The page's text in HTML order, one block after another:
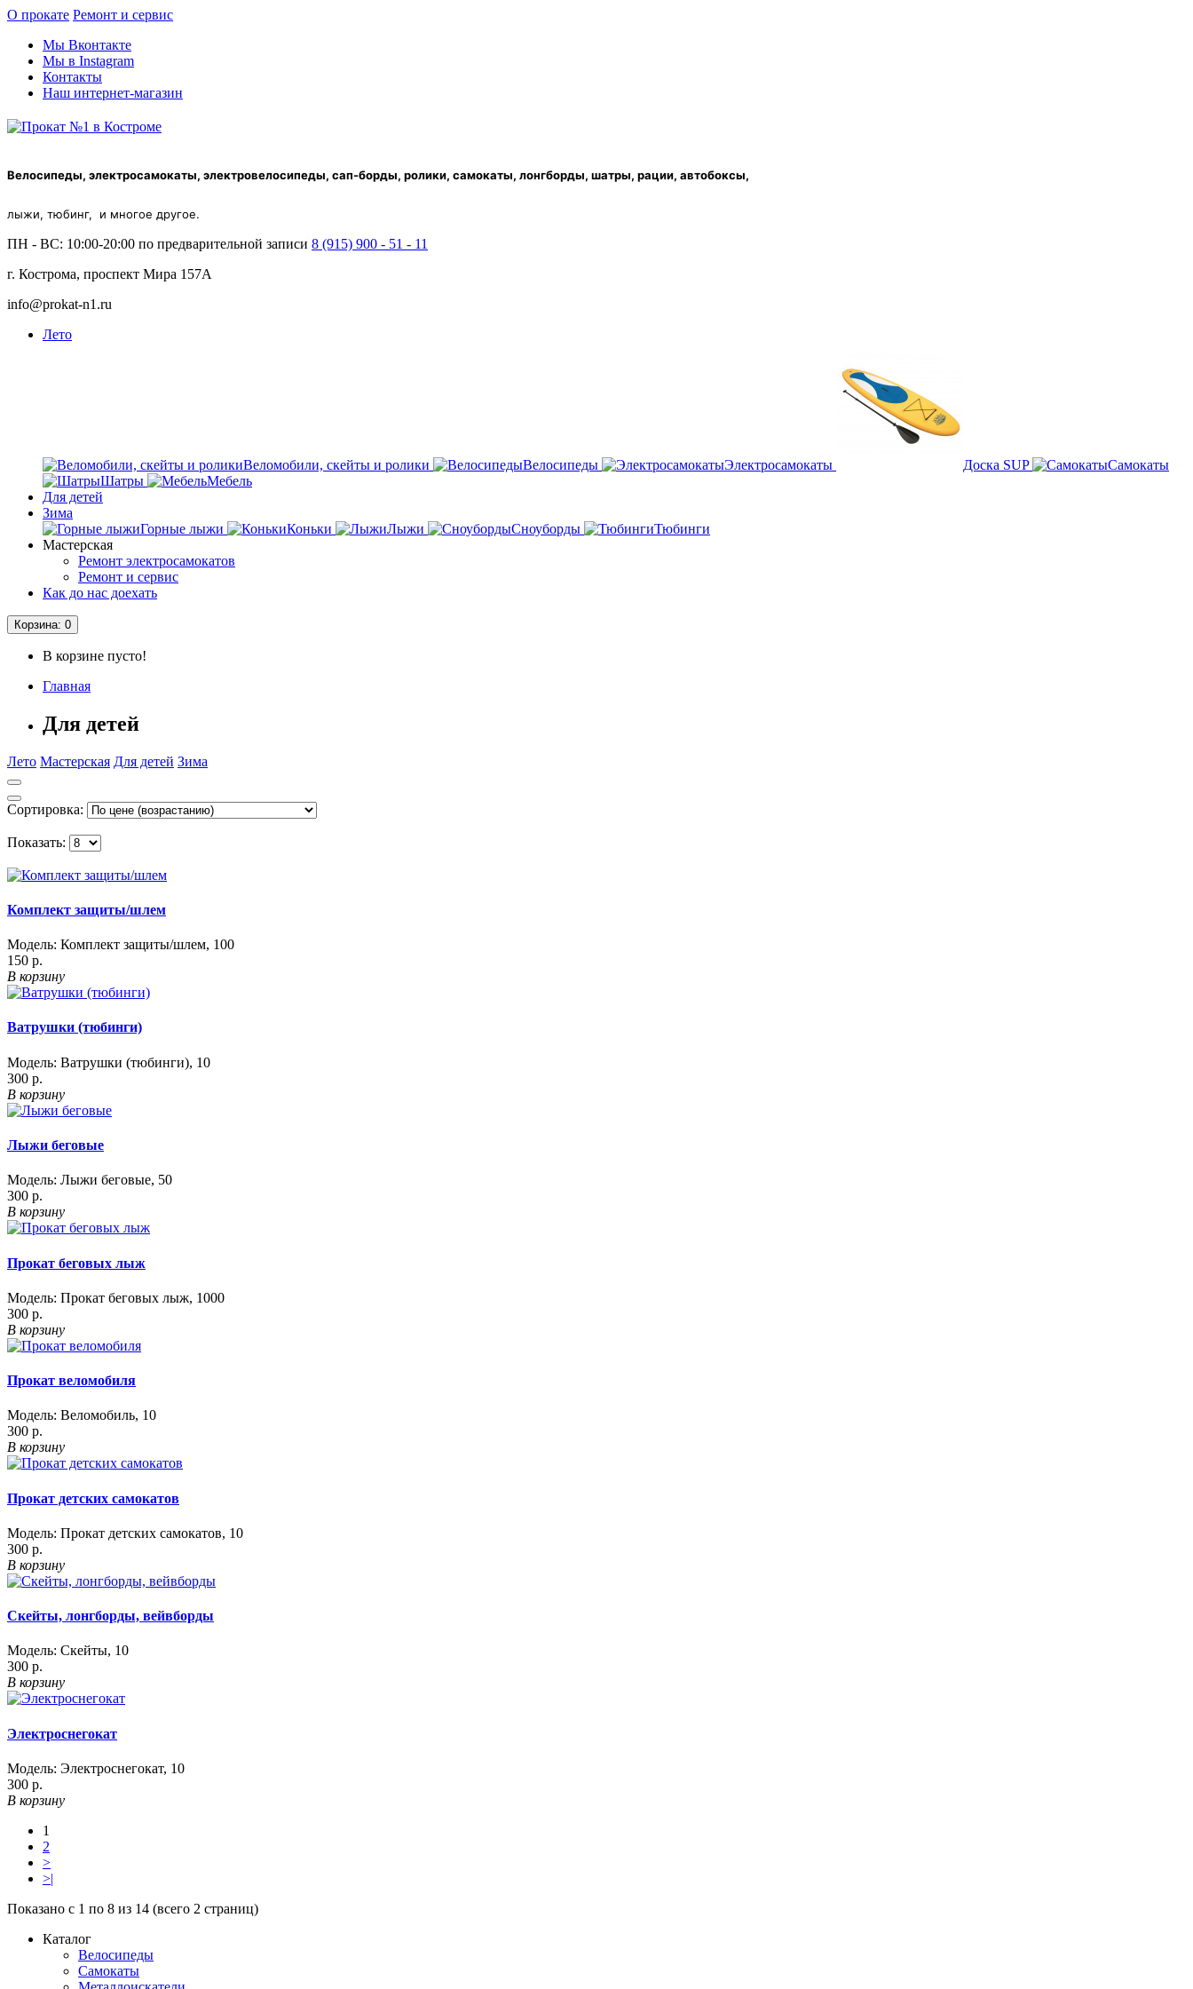
О прокате Ремонт и сервис
Мы Вконтакте
Мы в Instagram
Контакты
Наш интернет-магазин
Велосипеды, электросамокаты, электровелосипеды, сап-борды, ролики, самокаты, лонгборды, шатры, рации, автобоксы,
лыжи, тюбинг, и многое другое.
ПН - ВС: 10:00-20:00 по предварительной записи 8 (915) 900 - 51 - 11
г. Кострома, проспект Мира 157А
info@prokat-n1.ru
Лето
Веломобили, скейты и ролики Велосипеды Электросамокаты Доска SUP
Самокаты
Шатры
Мебель
Для детей
Зима
Горные лыжи
Коньки Лыжи Сноуборды
Тюбинги
Мастерская
Ремонт электросамокатов
Ремонт и сервис
Как до нас доехать
Корзина: 0
В корзине пусто!
Главная
Для детей
Лето Мастерская Для детей Зима
Сортировка:
Показать:
Комплект защиты/шлем
Модель: Комплект защиты/шлем, 100
150 р.
В корзину
Ватрушки (тюбинги)
Модель: Ватрушки (тюбинги), 10
300 р.
В корзину
Лыжи беговые
Модель: Лыжи беговые, 50
300 р.
В корзину
Прокат беговых лыж
Модель: Прокат беговых лыж, 1000
300 р.
В корзину
Прокат веломобиля
Модель: Веломобиль, 10
300 р.
В корзину
Прокат детских самокатов
Модель: Прокат детских самокатов, 10
300 р.
В корзину
Скейты, лонгборды, вейвборды
Модель: Скейты, 10
300 р.
В корзину
Электроснегокат
Модель: Электроснегокат, 10
300 р.
В корзину
1
2
>
>|
Показано с 1 по 8 из 14 (всего 2 страниц)
Каталог
Велосипеды
Самокаты